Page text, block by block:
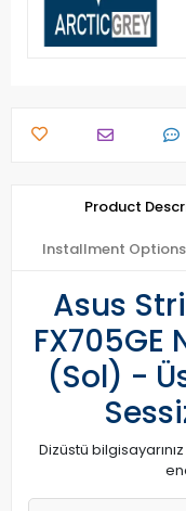
Product
Installment Options
Asus
FX705GE
(Sol) -
Dizüstü